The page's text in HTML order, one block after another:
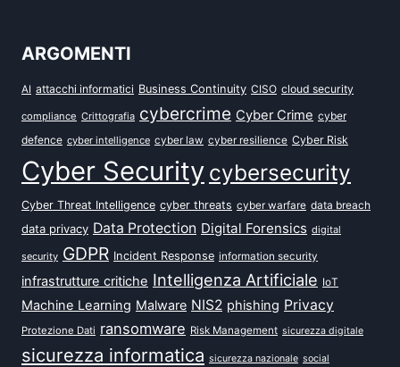
ARGOMENTI
AI attacchi informatici Business Continuity CISO cloud security
compliance Crittografia cybercrime Cyber Crime cyber
defence cyber intelligence cyber law cyber resilience Cyber Risk
Cyber Security cybersecurity
Cyber Threat Intelligence cyber threats cyber warfare data breach
data privacy Data Protection Digital Forensics digital
security GDPR Incident Response information security
infrastrutture critiche Intelligenza Artificiale IoT
Machine Learning Malware NIS2 phishing Privacy
Protezione Dati ransomware Risk Management sicurezza digitale
sicurezza informatica sicurezza nazionale social